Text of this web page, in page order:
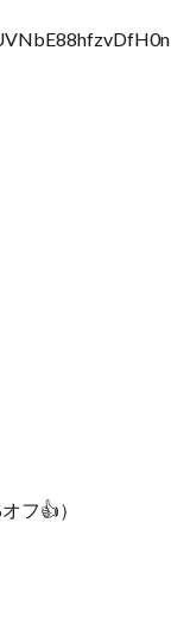
フ👍）